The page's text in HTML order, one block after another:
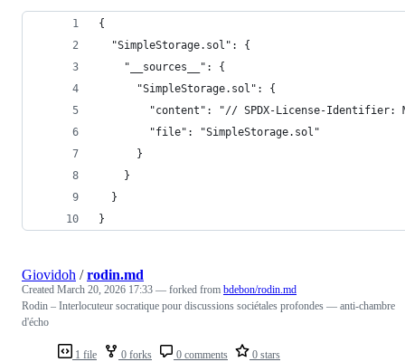
{
  "SimpleStorage.sol": {
    "__sources__": {
      "SimpleStorage.sol": {
"content": "// SPDX-License-
        "file": "SimpleStorage.sol"
      }
    }
  }
}
1 file 0 forks 0 comments 0 stars
Giovidoh /rodin.md
Created March 20, 2026 17:33 — forked from bdebon/rodin.md
Rodin – Interlocuteur socratique pour discussions sociétales profondes — anti-chambre
d'écho